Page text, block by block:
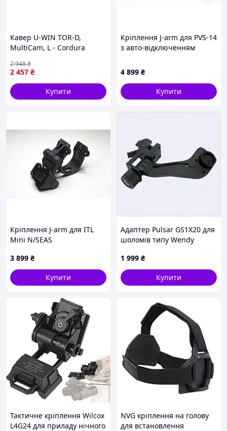
Кавер U-WIN TOR-D,
MultiCam, L - Cordura
шолома, 168 г
2 457 ₴
2 948₴
Купити
Кріплення J-arm для PVS-14
з авто-відключенням
4 899 ₴
Купити
Кріплення J-arm для ITL
Mini N/SEAS
3 899 ₴
Купити
Адаптер Pulsar GS1X20 для
шоломів типу Wendy
1 999 ₴
Купити
Тактичне кріплення Wilcox
L4G24 для приладу нічного
NVG кріплення на голову
для встановлення